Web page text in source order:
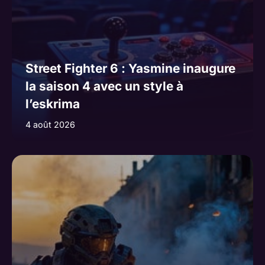
Street Fighter 6 : Yasmine inaugure
la saison 4 avec un style à
l’eskrima
4 août 2026